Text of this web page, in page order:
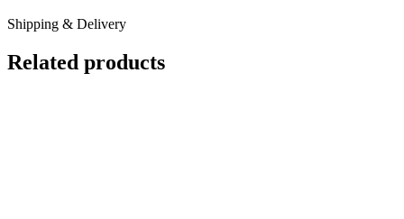
Shipping & Delivery
Related products